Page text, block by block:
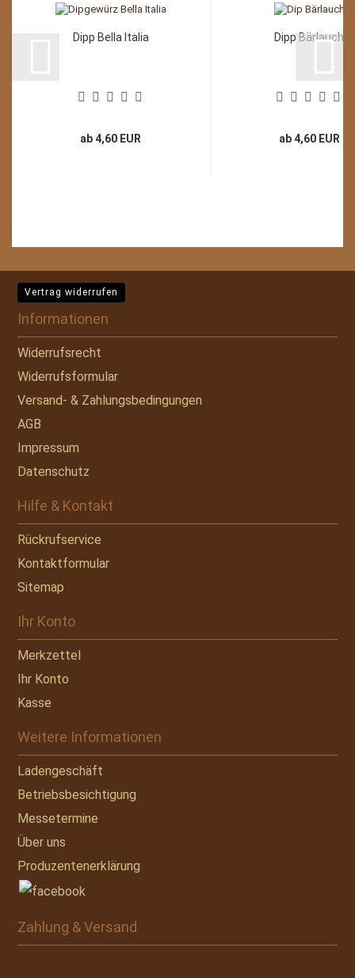
Dipp Bella Italia
ab 4,60 EUR
Dipp Bärlauch
ab 4,60 EUR
Vertrag widerrufen
Informationen
Widerrufsrecht
Widerrufsformular
Versand- & Zahlungsbedingungen
AGB
Impressum
Datenschutz
Hilfe & Kontakt
Rückrufservice
Kontaktformular
Sitemap
Ihr Konto
Merkzettel
Ihr Konto
Kasse
Weitere Informationen
Ladengeschäft
Betriebsbesichtigung
Messetermine
Über uns
Produzentenerklärung
Zahlung & Versand